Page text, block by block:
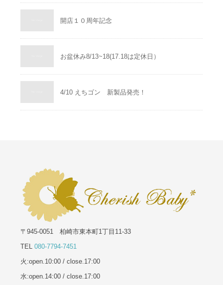
開店１０周年記念
お盆休み8/13~18(17.18は定休日）
4/10 えちゴン 新製品発売！
〒945-0051 柏崎市東本町1丁目11-33
TEL 080-7794-7451
火:open.10:00 / close.17:00
水:open.14:00 / close.17:00